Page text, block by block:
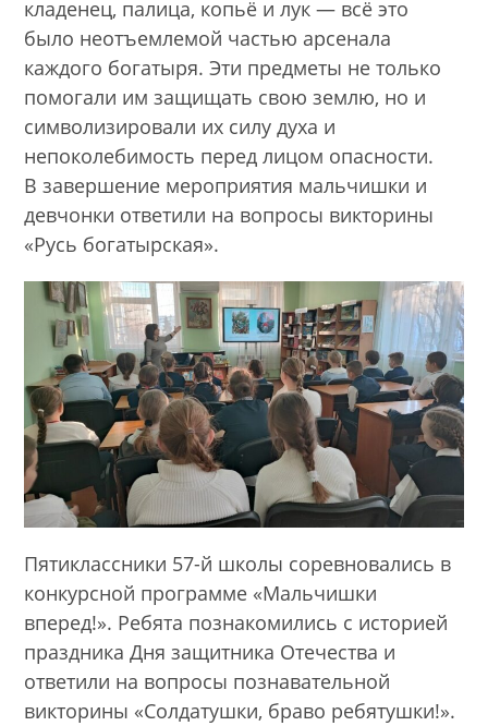
кладенец, палица, копьё и лук — всё это
было неотъемлемой частью арсенала
каждого богатыря. Эти предметы не только
помогали им защищать свою землю, но и
символизировали их силу духа и
непоколебимость перед лицом опасности.
В завершение мероприятия мальчишки и
девчонки ответили на вопросы викторины
«Русь богатырская».
Пятиклассники 57-й школы соревновались в
конкурсной программе «Мальчишки
вперед!». Ребята познакомились с историей
праздника Дня защитника Отечества и
ответили на вопросы познавательной
викторины «Солдатушки, браво ребятушки!».